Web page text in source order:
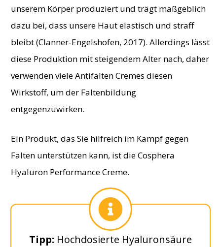
unserem Körper produziert und trägt maßgeblich
dazu bei, dass unsere Haut elastisch und straff
bleibt (Clanner-Engelshofen, 2017). Allerdings lässt
diese Produktion mit steigendem Alter nach, daher
verwenden viele Antifalten Cremes diesen
Wirkstoff, um der Faltenbildung
entgegenzuwirken.
Ein Produkt, das Sie hilfreich im Kampf gegen
Falten unterstützen kann, ist die Cosphera
Hyaluron Performance Creme.
​Tipp: ​Hochdosierte Hyaluronsäure